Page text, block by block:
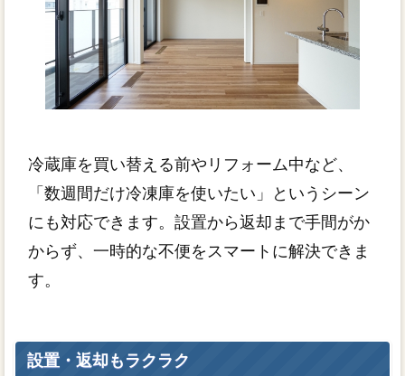
冷蔵庫を買い替える前やリフォーム中など、
「数週間だけ冷凍庫を使いたい」というシーン
にも対応できます。設置から返却まで手間がか
からず、一時的な不便をスマートに解決できま
す。
設置・返却もラクラク